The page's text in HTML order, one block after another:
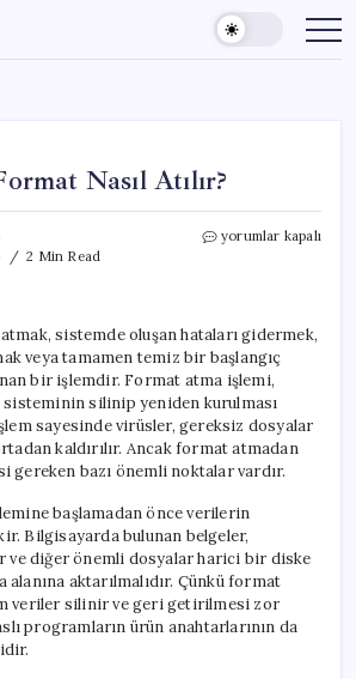
Nasıl Atılır?
2 Min Read
Bilgisayara
yorumlar kapalı
sistemde oluşan hataları gidermek,
veya tamamen temiz bir başlangıç
bir işlemdir. Format atma işlemi,
silinip yeniden kurulması
sayesinde virüsler, gereksiz dosyalar
kaldırılır. Ancak format atmadan
gereken bazı önemli noktalar vardır.
başlamadan önce verilerin
Bilgisayarda bulunan belgeler,
ve diğer önemli dosyalar harici bir diske
alanına aktarılmalıdır. Çünkü format
veriler silinir ve geri getirilmesi zor
programların ürün anahtarlarının da